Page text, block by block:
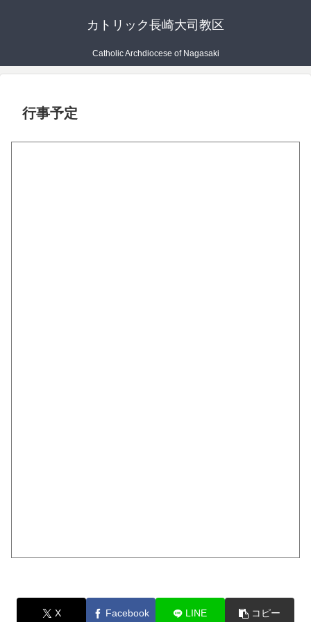
カトリック長崎大司教区
Catholic Archdiocese of Nagasaki
行事予定
X Facebook LINE コピー